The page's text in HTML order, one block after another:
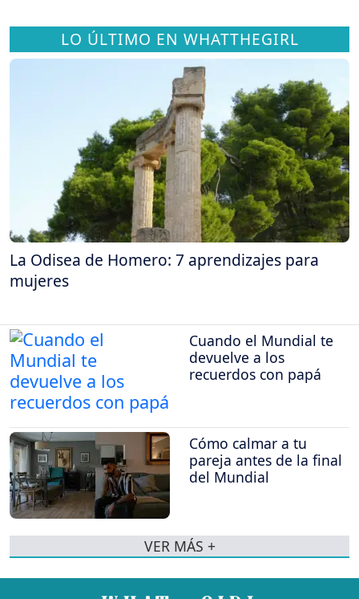
LO ÚLTIMO EN WHATTHEGIRL
La Odisea de Homero: 7 aprendizajes para
mujeres
Cuando el Mundial te
devuelve a los
recuerdos con papá
Cómo calmar a tu
pareja antes de la final
del Mundial
VER MÁS +